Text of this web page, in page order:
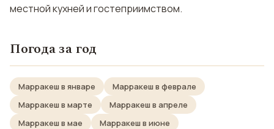
местной кухней и гостеприимством.
Погода за год
Марракеш в январе
Марракеш в феврале
Марракеш в марте
Марракеш в апреле
Марракеш в мае
Марракеш в июне